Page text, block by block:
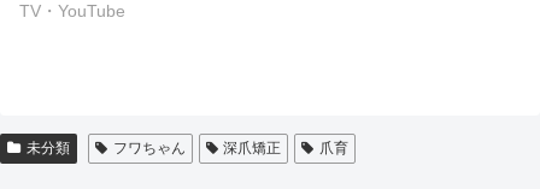
TV・YouTube
未分類 フワちゃん 深爪矯正 爪育